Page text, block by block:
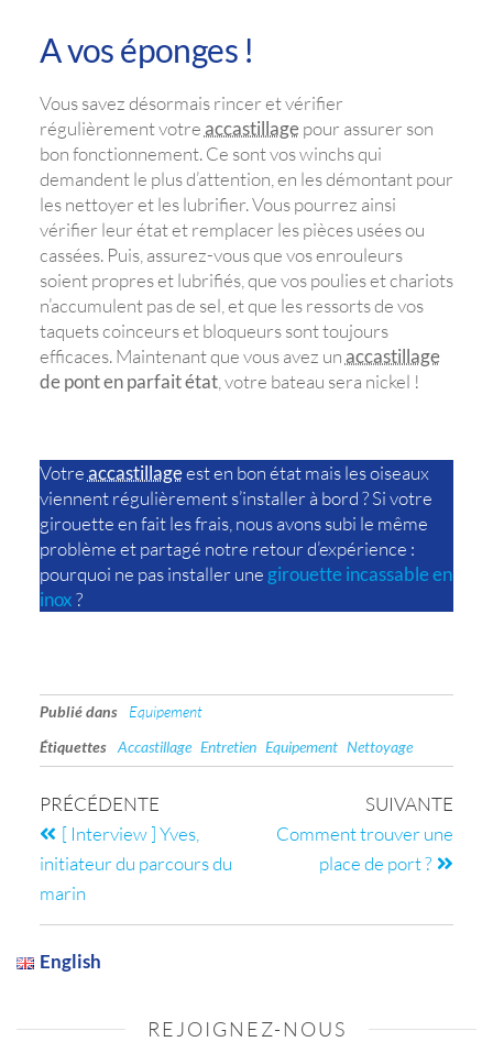
A vos éponges !
Vous savez désormais rincer et vérifier
régulièrement votreaccastillagepour assurer son
bon fonctionnement. Ce sont vos winchs qui
demandent le plus d’attention, en les démontant pour
les nettoyer et les lubrifier. Vous pourrez ainsi
vérifier leur état et remplacer les pièces usées ou
cassées. Puis, assurez-vous que vos enrouleurs
soient propres et lubrifiés, que vos poulies et chariots
n’accumulent pas de sel, et que les ressorts de vos
taquets coinceurs et bloqueurs sont toujours
efficaces. Maintenant que vous avez unaccastillage
de pont en parfait état, votre bateau sera nickel !
Votreaccastillageest en bon état mais les oiseaux
viennent régulièrement s’installer à bord ? Si votre
girouette en fait les frais, nous avons subi le même
problème et partagé notre retour d’expérience :
pourquoi ne pas installer une girouette incassable en
inox?
Publié dans
Equipement
Étiquettes Accastillage Entretien Equipement Nettoyage
PRÉCÉDENTE
[ Interview ] Yves,
initiateur du parcours du
marin
SUIVANTE
Comment trouver une
place de port ?
English
REJOIGNEZ-NOUS